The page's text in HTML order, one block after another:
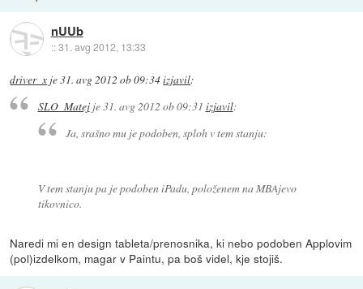
nUUb
::31. avg 2012, 13:33
driver_x je31. avg 2012 ob 09:34izjavil:
SLO_Matejje31. avg 2012 ob 09:31 izjavil:
Ja, srašno mu je podoben, sploh v tem stanju:
V tem stanju pa je podoben iPadu, položenem na MBAjevo
tikovnico.
Naredi mi en design tableta/prenosnika, ki nebo podoben Applovim
(pol)izdelkom, magar v Paintu, pa boš videl, kje stojiš.